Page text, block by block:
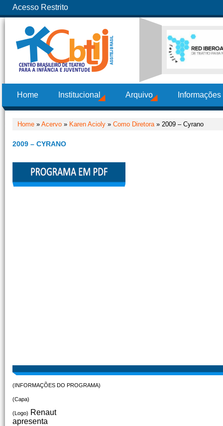
Acesso Restrito
Home Institucional Arquivo
Home » Acervo » Karen Acioly » Como Diretora» 2009 – Cyrano
2009 – CYRANO
(INFORMAÇÕES DO PROGRAMA)
(Capa)
(Logo) Renaut
apresenta